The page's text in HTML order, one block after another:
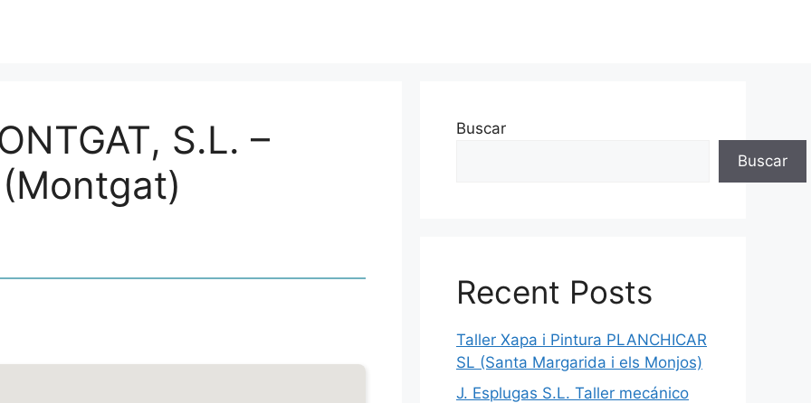
S.L. –
(Montgat)
Buscar
Buscar
Recent Posts
Taller Xapa i Pintura PLANCHICAR
SL (Santa Margarida i els Monjos)
J. Esplugas S.L. Taller mecánico